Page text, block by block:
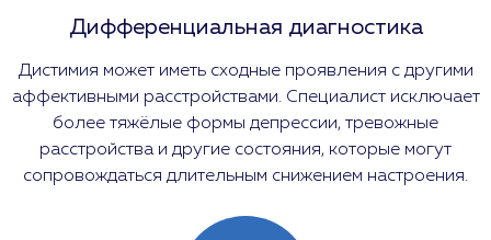
Дифференциальная диагностика
Дистимия может иметь сходные проявления с другими
аффективными расстройствами. Специалист исключает
более тяжёлые формы депрессии, тревожные
расстройства и другие состояния, которые могут
сопровождаться длительным снижением настроения.